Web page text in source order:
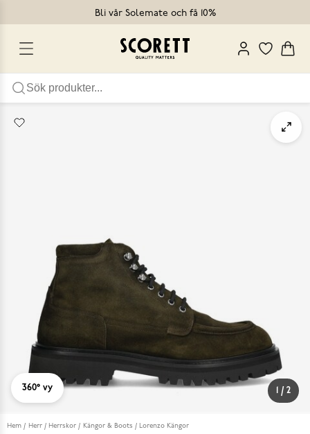
Bli vår Solemate och få 10%
/ 2
360° vy
Hem Herr Herrskor Kängor & Boots Lorenzo Kängor